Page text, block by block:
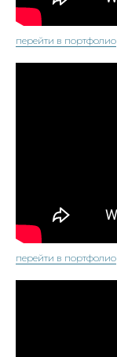
перейти в портфолио
перейти в портфолио